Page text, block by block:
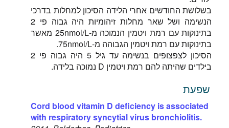
בשלושת החודשים אחרי הלידה הסיכון למחלות בדרכי
הנשימה ושל שאר מחלות זיהומיות היה גבוה פי 2
בתינוקות עם רמת ויטמין הנמוכה מ-25nmol/L מאשר
בתינוקות עם רמת ויטמין הגבוהה מ-75nmol/L.
הסיכון לצפצופים בנשימה עד גיל 5 היה גבוה פי 2
בילדים שהיתה להם רמת ויטמין D נמוכה בלידה.
שפעת
Cord blood vitamin D deficiency is associated
with respiratory syncytial virus bronchiolitis.